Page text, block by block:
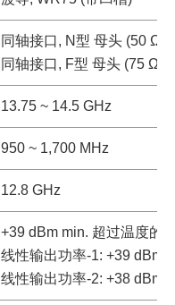
同轴接口, N型 母头 (50 Ω)
同轴接口, F型 母头 (75 Ω)
13.75 ~ 14.5 GHz
950 ~ 1,700 MHz
12.8 GHz
+39 dBm min. 超过温度的
线性输出功率-1: +39 dBm
线性输出功率-2: +38 dBm